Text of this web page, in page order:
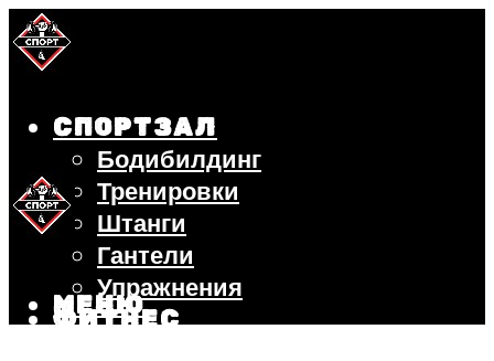
СПОРТЗАЛ
Бодибилдинг
Тренировки
Штанги
Гантели
Упражнения
ФИТНЕС
МЕНЮ